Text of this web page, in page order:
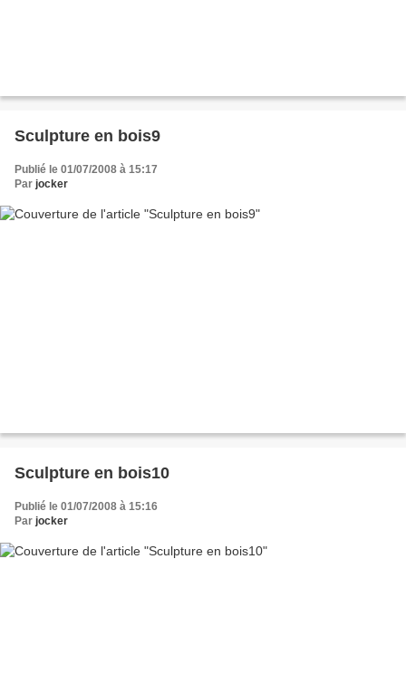
Sculpture en bois9
Publié le 01/07/2008 à 15:17
Par jocker
Sculpture en bois10
Publié le 01/07/2008 à 15:16
Par jocker